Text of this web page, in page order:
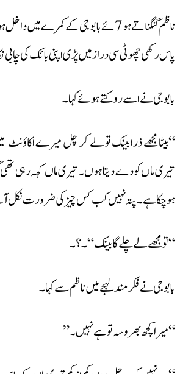
ناظم گنگناتے ہو7ئے بابوجی کے کمرے
پاس رکھی چھوٹی سی دراز میں پڑی اپنی بائک کی چابی
بابوجی نے اسے روکتے ہوئے کہا ۔
“بیٹا مجھے ذرا بینک تو لے کر چل میرے اکاؤنٹ
تیری ماں کودے دیتا ہوں۔تیری ماں کہہ رہی تھی
ہو چکا ہے ۔پتہ نہیں کب کس چیز کی ضرورت نکل
“تو مجھے لے چلے گا بینک “۔؟۔
بابوجی نے فکر مند لہجے میں ناظم سے کہا۔
“میرا کچھ بھروسہ تو ہے نہیں ۔”